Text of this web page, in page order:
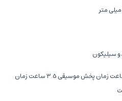
زمان مکالمه 3.5 ساعت زمان پخش موسیقی 3.5 ساعت زمان